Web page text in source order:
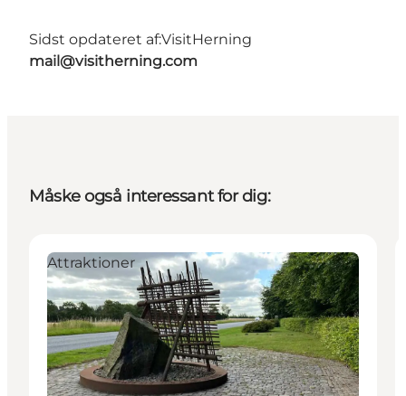
Sidst opdateret af:VisitHerning
mail@visitherning.com
Måske også interessant for dig:
Attraktioner